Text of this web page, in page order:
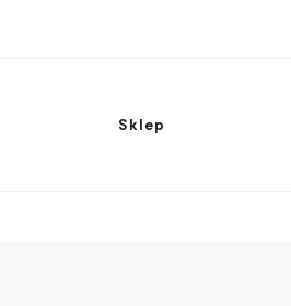
Sklep